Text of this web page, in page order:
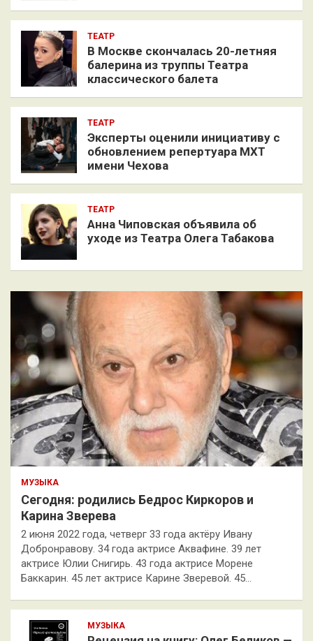
ТЕАТР
В Москве скончалась 20-летняя
балерина из труппы Театра
классического балета
ТЕАТР
Эксперты оценили инициативу с
обновлением репертуара МХТ
имени Чехова
ТЕАТР
Анна Чиповская объявила об
уходе из Театра Олега Табакова
МУЗЫКА
Сегодня: родились Бедрос Киркоров и
Карина Зверева
2 июня 2022 года, четверг 33 года актёру Ивану
Добронравову. 34 года актрисе Аквафине. 39 лет
актрисе Юлии Снигирь. 43 года актрисе Морене
Баккарин. 45 лет актрисе Карине Зверевой. 45…
МУЗЫКА